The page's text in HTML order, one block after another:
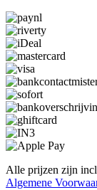
Alle prijzen zijn
Algemene